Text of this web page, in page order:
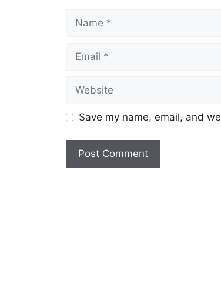
Name
Email
Website
Save my name, email, and